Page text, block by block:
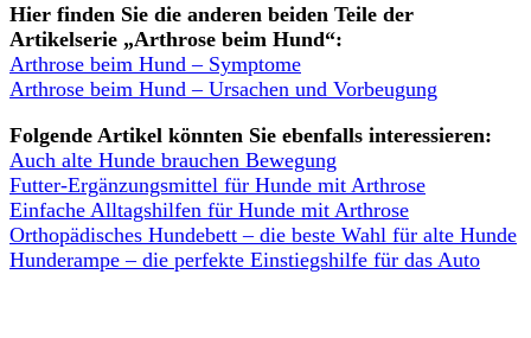
Hier finden Sie die anderen beiden Teile der
Artikelserie „Arthrose beim Hund“:
Arthrose beim Hund – Symptome
Arthrose beim Hund – Ursachen und Vorbeugung
Folgende Artikel könnten Sie ebenfalls interessieren:
Auch alte Hunde brauchen Bewegung
Futter-Ergänzungsmittel für Hunde mit Arthrose
Einfache Alltagshilfen für Hunde mit Arthrose
Orthopädisches Hundebett – die beste Wahl für alte Hunde
Hunderampe – die perfekte Einstiegshilfe für das Auto